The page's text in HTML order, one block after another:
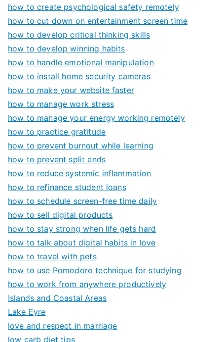
how to create psychological safety remotely
how to cut down on entertainment screen time
how to develop critical thinking skills
how to develop winning habits
how to handle emotional manipulation
how to install home security cameras
how to make your website faster
how to manage work stress
how to manage your energy working remotely
how to practice gratitude
how to prevent burnout while learning
how to prevent split ends
how to reduce systemic inflammation
how to refinance student loans
how to schedule screen-free time daily
how to sell digital products
how to stay strong when life gets hard
how to talk about digital habits in love
how to travel with pets
how to use Pomodoro technique for studying
how to work from anywhere productively
Islands and Coastal Areas
Lake Eyre
love and respect in marriage
low carb diet tips